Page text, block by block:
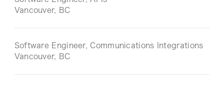
Vancouver, BC
Software Engineer, Communications Integrations
Vancouver, BC